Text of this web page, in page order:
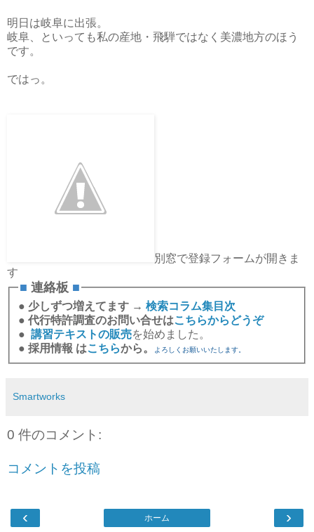
明日は岐阜に出張。
岐阜、といっても私の産地・飛騨ではなく美濃地方のほう
です。
ではっ。
別窓で登録フォームが開きま
す
■ 連絡板 ■
● 少しずつ増えてます → 検索コラム集目次
● 代行特許調査のお問い合せはこちらからどうぞ
● 講習テキストの販売を始めました。
● 採用情報 はこちらから。 よろしくお願いいたします。
Smartworks
0 件のコメント:
コメントを投稿
‹ ›
ホーム